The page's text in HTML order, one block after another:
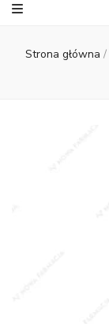
Strona główna /